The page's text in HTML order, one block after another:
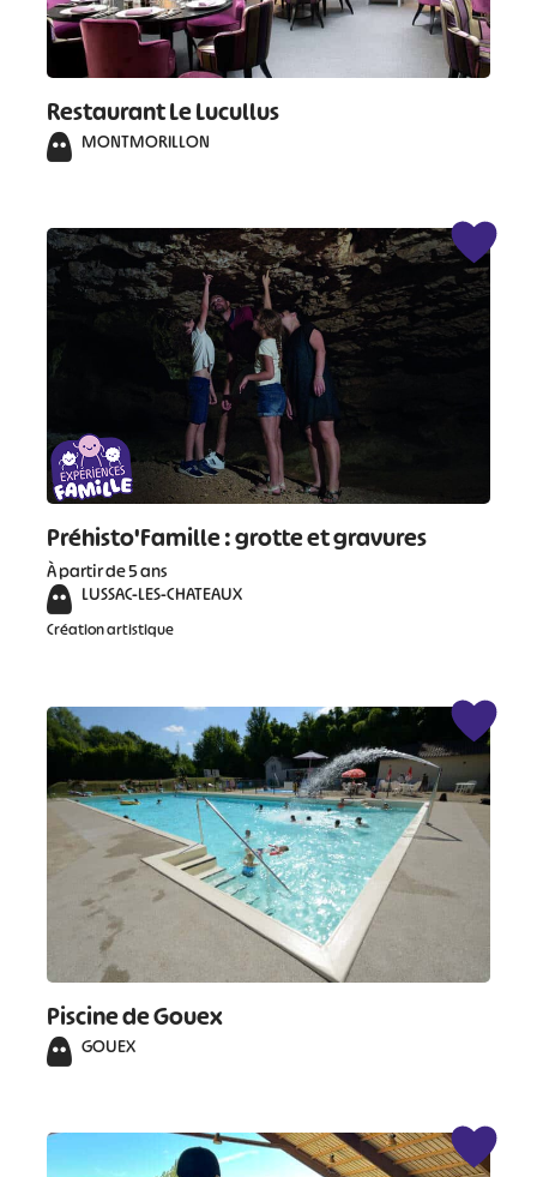
Restaurant Le Lucullus
MONTMORILLON
Préhisto'Famille : grotte et gravures
À partir de 5 ans
LUSSAC-LES-CHATEAUX
Création artistique
Piscine de Gouex
GOUEX
# #
#
#